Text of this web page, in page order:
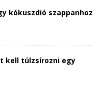
kókuszdió szappanhoz
kell túlzsírozni egy